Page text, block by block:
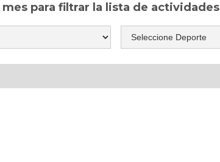
para filtrar la lista de actividades